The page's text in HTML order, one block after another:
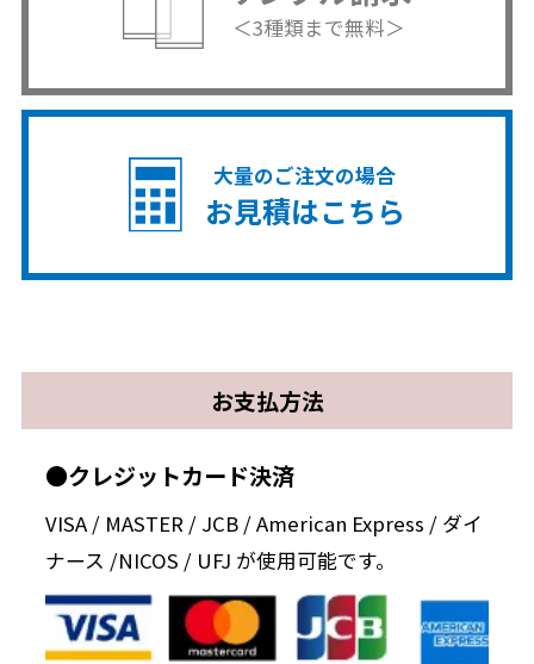
＜3種類まで無料＞
大量のご注文の場合
お見積はこちら
お支払方法
●クレジットカード決済
VISA / MASTER / JCB / American Express / ダイ
ナース /NICOS / UFJ が使用可能です。